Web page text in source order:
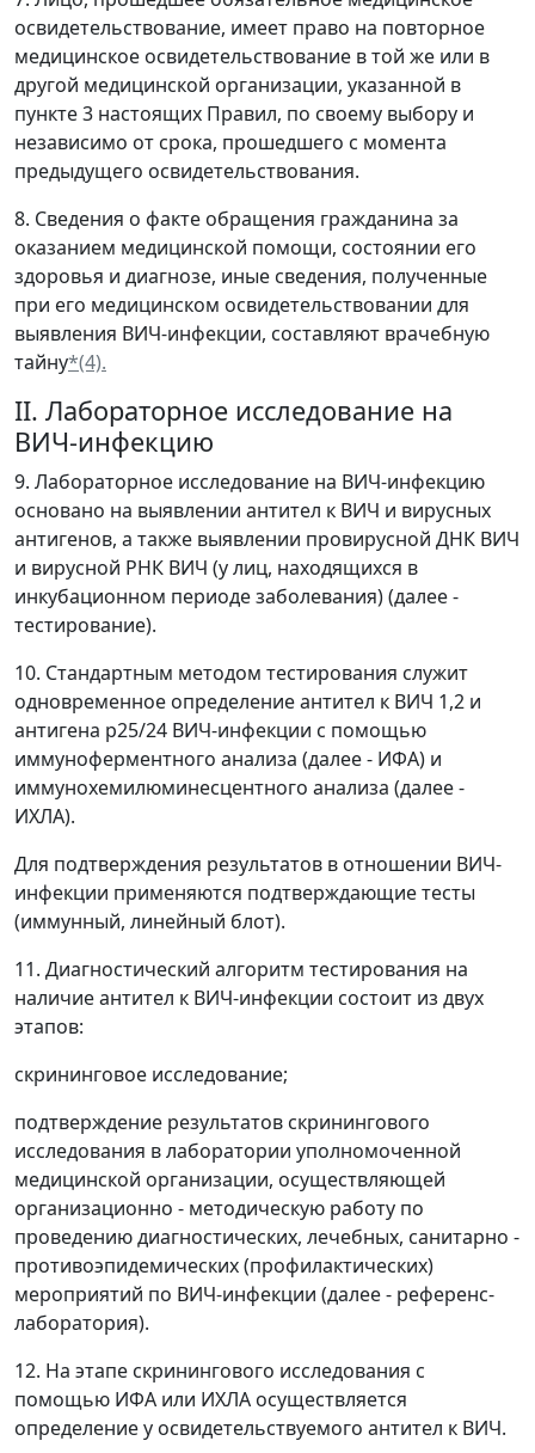
освидетельствование, имеет право на повторное
медицинское освидетельствование в той же или в
другой медицинской организации, указанной в
пункте 3 настоящих Правил, по своему выбору и
независимо от срока, прошедшего с момента
предыдущего освидетельствования.
8. Сведения о факте обращения гражданина за
оказанием медицинской помощи, состоянии его
здоровья и диагнозе, иные сведения, полученные
при его медицинском освидетельствовании для
выявления ВИЧ-инфекции, составляют врачебную
тайну*(4).
II. Лабораторное исследование на
ВИЧ-инфекцию
9. Лабораторное исследование на ВИЧ-инфекцию
основано на выявлении антител к ВИЧ и вирусных
антигенов, а также выявлении провирусной ДНК ВИЧ
и вирусной РНК ВИЧ (у лиц, находящихся в
инкубационном периоде заболевания) (далее -
тестирование).
10. Стандартным методом тестирования служит
одновременное определение антител к ВИЧ 1,2 и
антигена р25/24 ВИЧ-инфекции с помощью
иммуноферментного анализа (далее - ИФА) и
иммунохемилюминесцентного анализа (далее -
ИХЛА).
Для подтверждения результатов в отношении ВИЧ-
инфекции применяются подтверждающие тесты
(иммунный, линейный блот).
11. Диагностический алгоритм тестирования на
наличие антител к ВИЧ-инфекции состоит из двух
этапов:
скрининговое исследование;
подтверждение результатов скринингового
исследования в лаборатории уполномоченной
медицинской организации, осуществляющей
организационно - методическую работу по
проведению диагностических, лечебных, санитарно -
противоэпидемических (профилактических)
мероприятий по ВИЧ-инфекции (далее - референс-
лаборатория).
12. На этапе скринингового исследования с
помощью ИФА или ИХЛА осуществляется
определение у освидетельствуемого антител к ВИЧ.